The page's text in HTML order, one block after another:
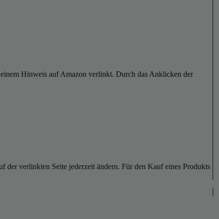
Hinweis auf Amazon verlinkt. Durch das Anklicken der
der verlinkten Seite jederzeit ändern. Für den Kauf eines Produkts